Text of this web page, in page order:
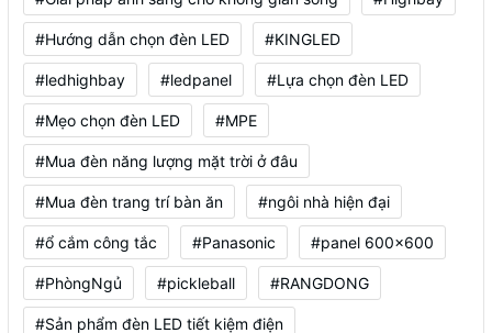
#Hướng dẫn chọn đèn LED #KINGLED
#ledhighbay #ledpanel #Lựa chọn đèn LED
#Mẹo chọn đèn LED #MPE
#Mua đèn năng lượng mặt trời ở đâu
#Mua đèn trang trí bàn ăn #ngôi nhà hiện đại
#ổ cắm công tắc #Panasonic #panel 600x600
#PhòngNgủ #pickleball #RANGDONG
#Sản phẩm đèn LED tiết kiệm điện